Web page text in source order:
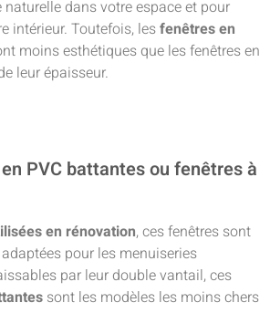
dans votre espace et pour
intérieur. Toutefois, lesfenêtres en
moins esthétiques que les fenêtres en
leur épaisseur.
PVC battantes ou fenêtres à
en rénovation, ces fenêtres sont
pour les menuiseries
par leur double vantail, ces
sont les modèles les moins chers